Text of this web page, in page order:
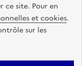
ce site. Pour en
et cookies.
sur les
légales